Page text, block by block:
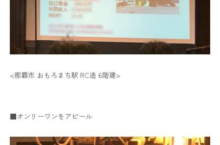
<那覇市 おもろまち駅 RC造 6階建>
■オンリーワンをアピール